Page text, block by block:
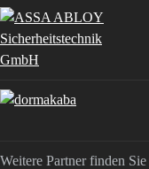
Weitere Partner finden Sie